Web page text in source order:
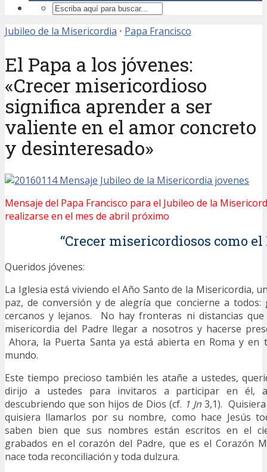
Jubileo de la Misericordia • Papa Francisco
El Papa a los jóvenes:
«Crecer misericordioso
significa aprender a ser
valiente en el amor concreto
y desinteresado»
Mensaje del Papa Francisco para el Jubileo de la
realizarse en el mes de abril próximo
“Crecer misericordiosos como el
Queridos jóvenes:
La Iglesia está viviendo el Año Santo de la Misericordia,
paz, de conversión y de alegría que concierne a todos:
cercanos y lejanos. No hay fronteras ni distancias
misericordia del Padre llegar a nosotros y hacerse
Ahora, la Puerta Santa ya está abierta en Roma y en
mundo.
Este tiempo precioso también les atañe a ustedes,
dirijo a ustedes para invitaros a participar en él,
descubriendo que son hijos de Dios (cf. 1 Jn 3,1).
quisiera llamarlos por su nombre, como hace Jesús
saben bien que sus nombres están escritos en el
grabados en el corazón del Padre, que es el Corazón
nace toda reconciliación y toda dulzura.